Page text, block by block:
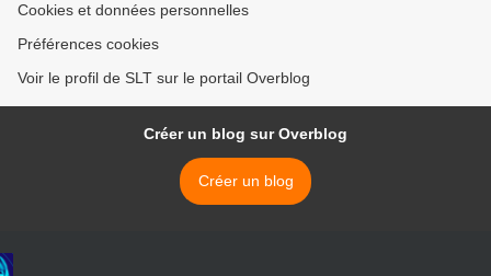
Cookies et données personnelles
Préférences cookies
Voir le profil de SLT sur le portail Overblog
Créer un blog sur Overblog
Créer un blog